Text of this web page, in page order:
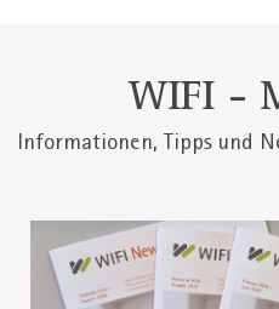
WIFI -
Informationen, Tipps und